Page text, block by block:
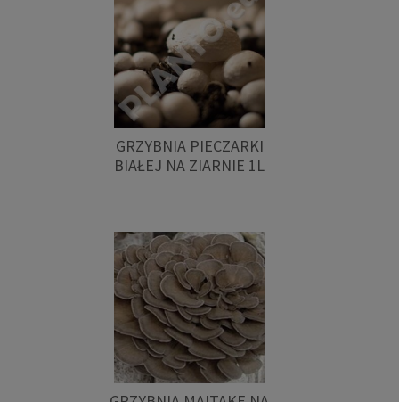
GRZYBNIA PIECZARKI
BIAŁEJ NA ZIARNIE 1L